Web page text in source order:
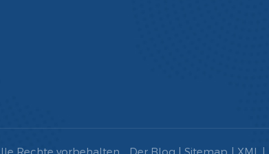
Rechte vorbehalten . Der Blog | Sitemap | XML |